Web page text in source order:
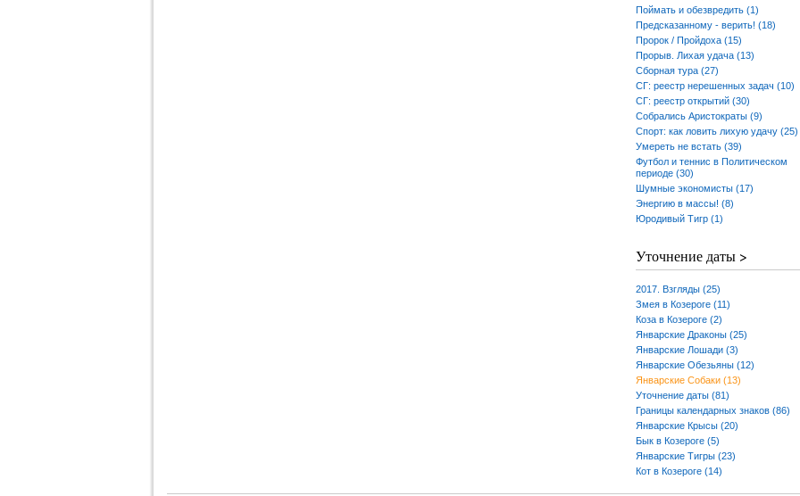
Поймать и обезвредить (1)
Предсказанному - верить! (18)
Пророк / Пройдоха (15)
Прорыв. Лихая удача (13)
Сборная тура (27)
СГ: реестр нерешенных задач (10)
СГ: реестр открытий (30)
Собрались Аристократы (9)
Спорт: как ловить лихую удачу (25)
Умереть не встать (39)
Футбол и теннис в Политическом
периоде (30)
Шумные экономисты (17)
Энергию в массы! (8)
Юродивый Тигр (1)
Уточнение даты >
2017. Взгляды (25)
Змея в Козероге (11)
Коза в Козероге (2)
Январские Драконы (25)
Январские Лошади (3)
Январские Обезьяны (12)
Январские Собаки (13)
Уточнение даты (81)
Границы календарных знаков (86)
Январские Крысы (20)
Бык в Козероге (5)
Январские Тигры (23)
Кот в Козероге (14)